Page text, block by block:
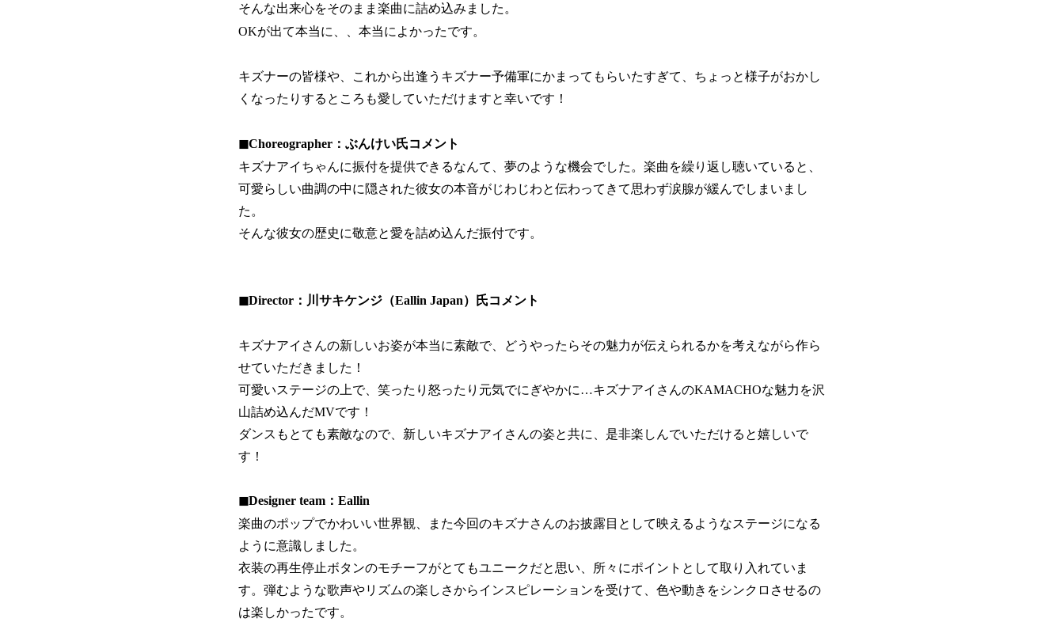
そんな出来心をそのまま楽曲に詰め込みました。
OKが出て本当に、、本当によかったです。
キズナーの皆様や、これから出逢うキズナー予備軍にかまってもらいたすぎて、ちょっと様子がおかし
くなったりするところも愛していただけますと幸いです！
◼︎Choreographer：ぶんけい氏コメント
キズナアイちゃんに振付を提供できるなんて、夢のような機会でした。楽曲を繰り返し聴いていると、
可愛らしい曲調の中に隠された彼女の本音がじわじわと伝わってきて思わず涙腺が緩んでしまいまし
た。
そんな彼女の歴史に敬意と愛を詰め込んだ振付です。
◼︎Director：川サキケンジ（Eallin Japan）氏コメント
キズナアイさんの新しいお姿が本当に素敵で、どうやったらその魅力が伝えられるかを考えながら作ら
せていただきました！
可愛いステージの上で、笑ったり怒ったり元気でにぎやかに…キズナアイさんのKAMACHOな魅力を沢
山詰め込んだMVです！
ダンスもとても素敵なので、新しいキズナアイさんの姿と共に、是非楽しんでいただけると嬉しいで
す！
◼︎Designer team：Eallin
楽曲のポップでかわいい世界観、また今回のキズナさんのお披露目として映えるようなステージになる
ように意識しました。
衣装の再生停止ボタンのモチーフがとてもユニークだと思い、所々にポイントとして取り入れていま
す。弾むような歌声やリズムの楽しさからインスピレーションを受けて、色や動きをシンクロさせるの
は楽しかったです。